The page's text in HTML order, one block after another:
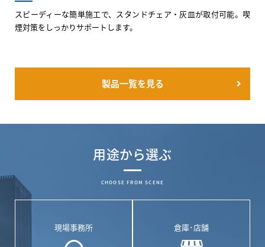
スピーディーな簡単施工で、スタンドチェア・灰皿が取付可能。喫
煙対策をしっかりサポートします。
製品一覧を見る
用途から選ぶ
CHOOSE FROM SCENE
現場事務所 倉庫･店舗